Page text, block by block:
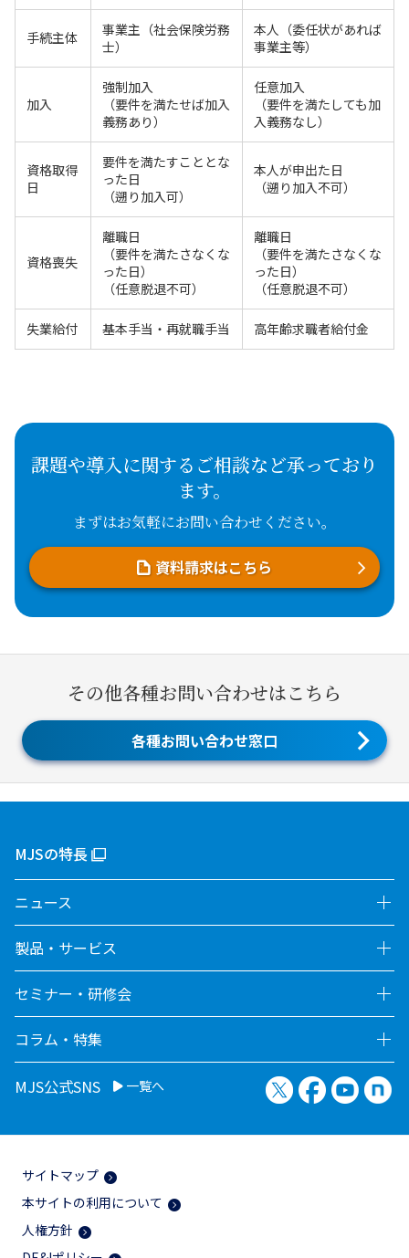
手続主体
事業主（社会保険労務
士）
本人（委任状があれば
事業主等）
加入
強制加入
（要件を満たせば加入
義務あり）
任意加入
（要件を満たしても加
入義務なし）
資格取得
日
要件を満たすこととな
った日
（遡り加入可）
本人が申出た日
（遡り加入不可）
資格喪失
離職日
（要件を満たさなくな
った日）
（任意脱退不可）
離職日
（要件を満たさなくな
った日）
（任意脱退不可）
失業給付 基本手当・再就職手当 高年齢求職者給付金
課題や導入に関するご相談など承っており
ます。
まずはお気軽にお問い合わせください。
資料請求はこちら
その他各種お問い合わせはこちら
各種お問い合わせ窓口
MJSの特長
ニュース
製品・サービス
セミナー・研修会
コラム・特集
MJS公式SNS 一覧へ X（旧Twitter）
Facebook
サイトマップ
本サイトの利用について
人権方針